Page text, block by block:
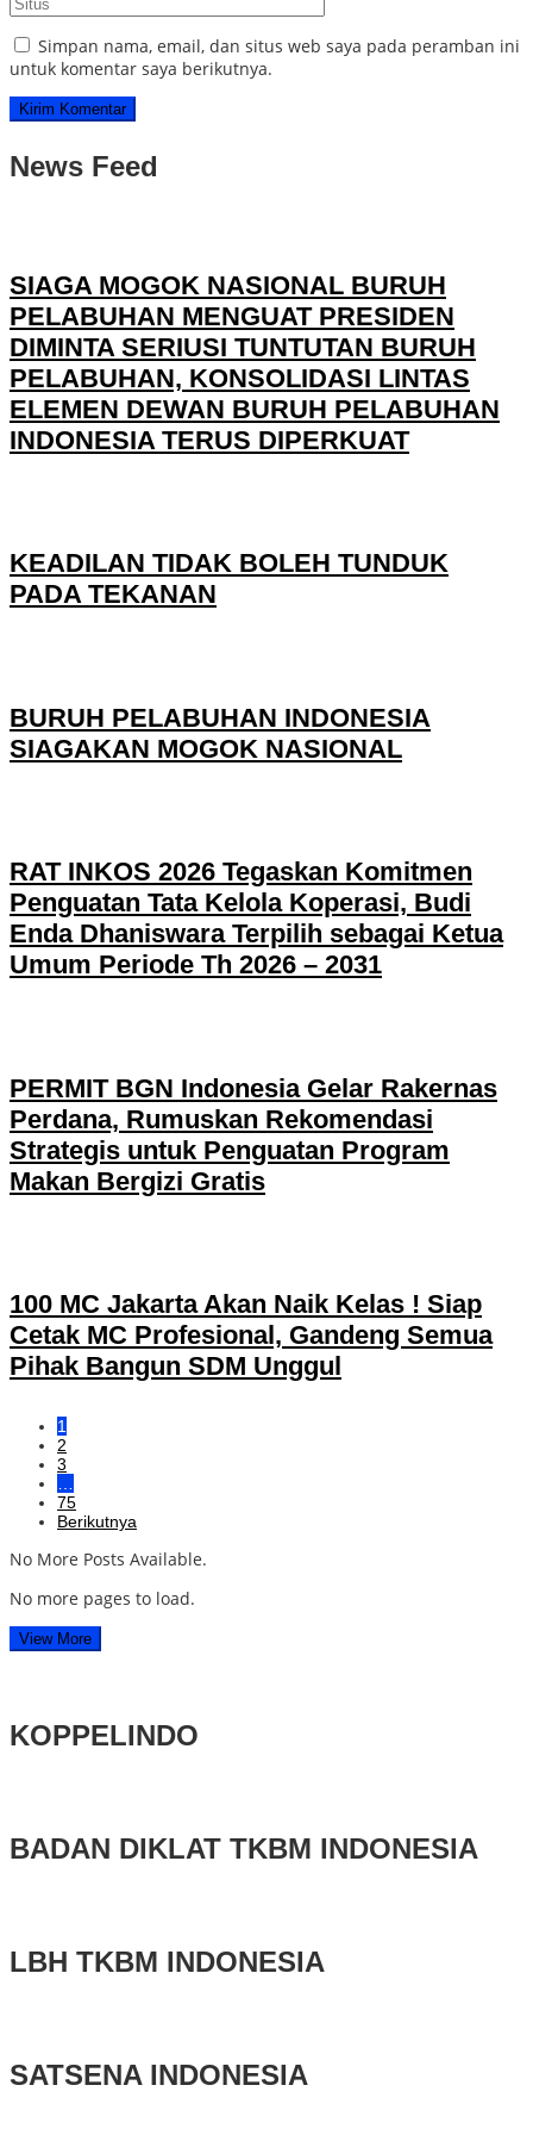
Simpan nama, email, dan situs web saya pada peramban ini
untuk komentar saya berikutnya.
News Feed
SIAGA MOGOK NASIONAL BURUH
PELABUHAN MENGUAT PRESIDEN
DIMINTA SERIUSI TUNTUTAN BURUH
PELABUHAN, KONSOLIDASI LINTAS
ELEMEN DEWAN BURUH PELABUHAN
INDONESIA TERUS DIPERKUAT
KEADILAN TIDAK BOLEH TUNDUK
PADA TEKANAN
BURUH PELABUHAN INDONESIA
SIAGAKAN MOGOK NASIONAL
RAT INKOS 2026 Tegaskan Komitmen
Penguatan Tata Kelola Koperasi, Budi
Enda Dhaniswara Terpilih sebagai Ketua
Umum Periode Th 2026 – 2031
PERMIT BGN Indonesia Gelar Rakernas
Perdana, Rumuskan Rekomendasi
Strategis untuk Penguatan Program
Makan Bergizi Gratis
100 MC Jakarta Akan Naik Kelas ! Siap
Cetak MC Profesional, Gandeng Semua
Pihak Bangun SDM Unggul
1
2
3
…
75
Berikutnya
No More Posts Available.
No more pages to load.
View More
KOPPELINDO
BADAN DIKLAT TKBM INDONESIA
LBH TKBM INDONESIA
SATSENA INDONESIA